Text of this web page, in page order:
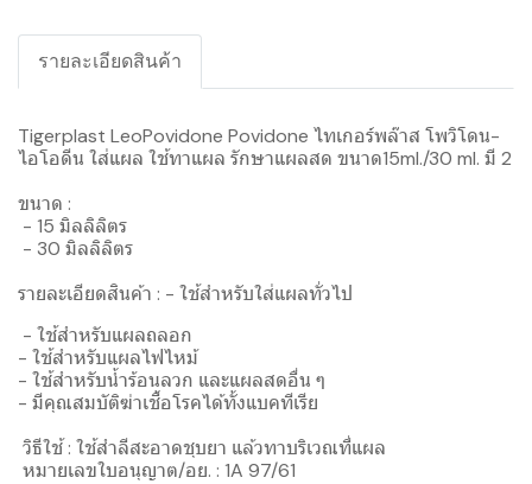
รายละเอียดสินค้า
Tigerplast LeoPovidone Povidone ไทเกอร์พล๊าส โพวิโดน-
ไอโอดีน ใส่แผล ใช้ทาแผล รักษาแผลสด ขนาด15ml./30 ml. มี 2
ขนาด :
- 15 มิลลิลิตร
- 30 มิลลิลิตร
รายละเอียดสินค้า : - ใช้สำหรับใส่แผลทั่วไป
- ใช้สำหรับแผลถลอก
- ใช้สำหรับแผลไฟไหม้
- ใช้สำหรับน้ำร้อนลวก และแผลสดอื่น ๆ
- มีคุณสมบัติฆ่าเชื้อโรคได้ทั้งแบคทีเรีย
วิธีใช้ : ใช้สำลีสะอาดชุบยา แล้วทาบริเวณที่แผล
หมายเลขใบอนุญาต/อย. : 1A 97/61